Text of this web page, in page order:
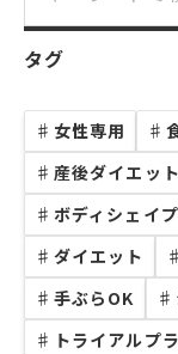
タグ
♯ 女性専用 ♯
♯ 産後ダイエット
♯ ボディシェイプ
♯ ダイエット ♯
♯ 手ぶらOK ♯
♯ トライアルプ